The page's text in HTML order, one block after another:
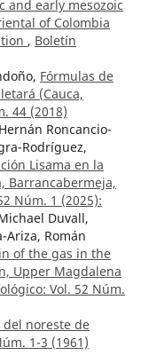
and early mesozoic
of Colombia
, Boletín
Fórmulas de
(Cauca,
44 (2018)
Roncancio-
Rodríguez,
Lisama en la
Barrancabermeja,
Núm. 1 (2025):
Duvall,
Ariza, Román
of the gas in the
Upper Magdalena
Vol. 52 Núm.
del noreste de
1-3 (1961)